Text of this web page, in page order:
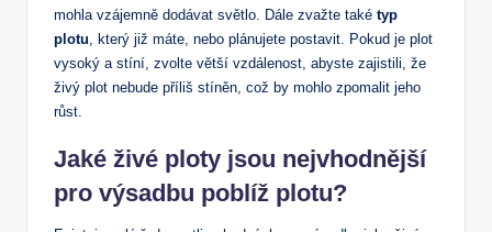
mohla vzájemně dodávat světlo. Dále zvažte také typ
plotu , který již máte, nebo plánujete postavit. Pokud je plot
vysoký a stíní, zvolte větší vzdálenost, abyste zajistili, že
živý plot nebude příliš stíněn, což by mohlo zpomalit jeho
růst.
Jaké živé ploty jsou nejvhodnější
pro výsadbu poblíž plotu?